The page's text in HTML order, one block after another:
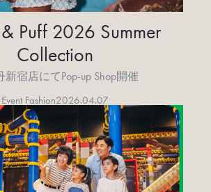
Puff 2026 Summer
Collection
新宿店にてPop-up Shop開催
Event Fashion2026.04.07